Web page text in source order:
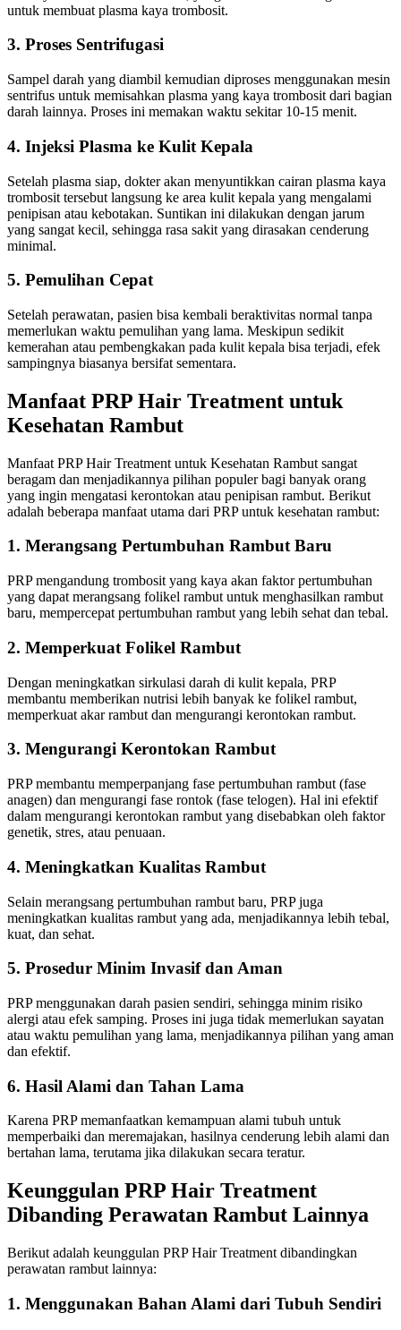
untuk membuat plasma kaya trombosit.
3. Proses Sentrifugasi
Sampel darah yang diambil kemudian diproses menggunakan mesin
sentrifus untuk memisahkan plasma yang kaya trombosit dari bagian
darah lainnya. Proses ini memakan waktu sekitar 10-15 menit.
4. Injeksi Plasma ke Kulit Kepala
Setelah plasma siap, dokter akan menyuntikkan cairan plasma kaya
trombosit tersebut langsung ke area kulit kepala yang mengalami
penipisan atau kebotakan. Suntikan ini dilakukan dengan jarum
yang sangat kecil, sehingga rasa sakit yang dirasakan cenderung
minimal.
5. Pemulihan Cepat
Setelah perawatan, pasien bisa kembali beraktivitas normal tanpa
memerlukan waktu pemulihan yang lama. Meskipun sedikit
kemerahan atau pembengkakan pada kulit kepala bisa terjadi, efek
sampingnya biasanya bersifat sementara.
Manfaat PRP Hair Treatment untuk
Kesehatan Rambut
Manfaat PRP Hair Treatment untuk Kesehatan Rambut sangat
beragam dan menjadikannya pilihan populer bagi banyak orang
yang ingin mengatasi kerontokan atau penipisan rambut. Berikut
adalah beberapa manfaat utama dari PRP untuk kesehatan rambut:
1. Merangsang Pertumbuhan Rambut Baru
PRP mengandung trombosit yang kaya akan faktor pertumbuhan
yang dapat merangsang folikel rambut untuk menghasilkan rambut
baru, mempercepat pertumbuhan rambut yang lebih sehat dan tebal.
2. Memperkuat Folikel Rambut
Dengan meningkatkan sirkulasi darah di kulit kepala, PRP
membantu memberikan nutrisi lebih banyak ke folikel rambut,
memperkuat akar rambut dan mengurangi kerontokan rambut.
3. Mengurangi Kerontokan Rambut
PRP membantu memperpanjang fase pertumbuhan rambut (fase
anagen) dan mengurangi fase rontok (fase telogen). Hal ini efektif
dalam mengurangi kerontokan rambut yang disebabkan oleh faktor
genetik, stres, atau penuaan.
4. Meningkatkan Kualitas Rambut
Selain merangsang pertumbuhan rambut baru, PRP juga
meningkatkan kualitas rambut yang ada, menjadikannya lebih tebal,
kuat, dan sehat.
5. Prosedur Minim Invasif dan Aman
PRP menggunakan darah pasien sendiri, sehingga minim risiko
alergi atau efek samping. Proses ini juga tidak memerlukan sayatan
atau waktu pemulihan yang lama, menjadikannya pilihan yang aman
dan efektif.
6. Hasil Alami dan Tahan Lama
Karena PRP memanfaatkan kemampuan alami tubuh untuk
memperbaiki dan meremajakan, hasilnya cenderung lebih alami dan
bertahan lama, terutama jika dilakukan secara teratur.
Keunggulan PRP Hair Treatment
Dibanding Perawatan Rambut Lainnya
Berikut adalah keunggulan PRP Hair Treatment dibandingkan
perawatan rambut lainnya:
1. Menggunakan Bahan Alami dari Tubuh Sendiri